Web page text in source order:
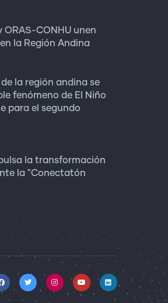
CONHU unen
la Región Andina
la región andina se
fenómeno de El Niño
para el segundo
la transformación
la "Conectatón